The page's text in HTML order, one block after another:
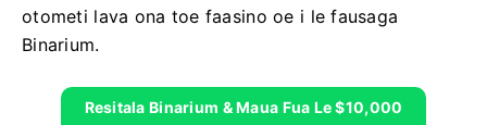
otometi lava ona toe faasino oe i le fausaga
Binarium.
Resitala Binarium & Maua Fua Le $10,000